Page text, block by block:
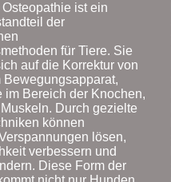
ist ein
der
für Tiere. Sie
auf die Korrektur von
Bewegungsapparat,
im Bereich der Knochen,
Durch gezielte
können
lösen,
verbessern und
Diese Form der